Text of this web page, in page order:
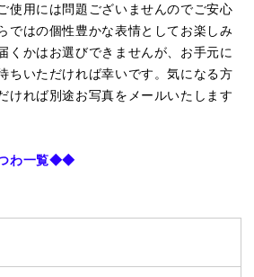
使用には問題ございませんのでご安心
ではの個性豊かな表情としてお楽しみ
くかはお選びできませんが、お手元に
ちいただければ幸いです。気になる方
ければ別途お写真をメールいたします
わ一覧◆◆